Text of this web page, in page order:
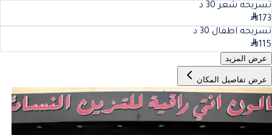
تسريحه شعر 30 د
173
تسريحه اطفال 30 د
115
عرض المزيد
عرض تفاصيل المكان